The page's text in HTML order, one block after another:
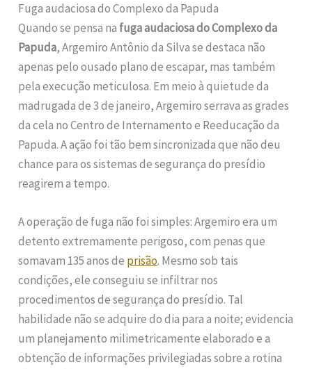
Fuga audaciosa do Complexo da Papuda
Quando se pensa na fuga audaciosa do Complexo da
Papuda, Argemiro Antônio da Silva se destaca não
apenas pelo ousado plano de escapar, mas também
pela execução meticulosa. Em meio à quietude da
madrugada de 3 de janeiro, Argemiro serrava as grades
da cela no Centro de Internamento e Reeducação da
Papuda. A ação foi tão bem sincronizada que não deu
chance para os sistemas de segurança do presídio
reagirem a tempo.
A operação de fuga não foi simples: Argemiro era um
detento extremamente perigoso, com penas que
somavam 135 anos de prisão. Mesmo sob tais
condições, ele conseguiu se infiltrar nos
procedimentos de segurança do presídio. Tal
habilidade não se adquire do dia para a noite; evidencia
um planejamento milimetricamente elaborado e a
obtenção de informações privilegiadas sobre a rotina